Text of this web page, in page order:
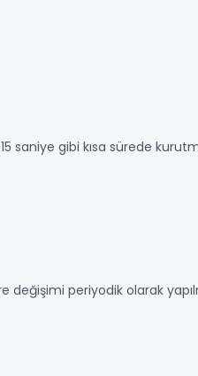
saniye gibi kısa sürede
periyodik olarak